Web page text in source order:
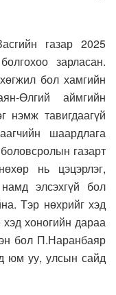
газар 2025
зарласан.
бол хамгийн
Өлгий аймгийн
нэмж тавигдаагүй
шаардлага
газарт
нь цэцэрлэг,
элсэхгүй бол
Тэр нөхрийг хэд
хоногийн дараа
бол П.Наранбаяр
юм уу, улсын сайд